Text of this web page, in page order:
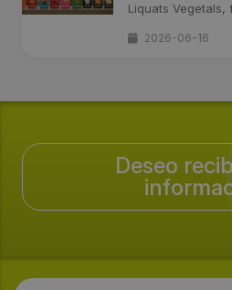
Liquats Vegetals,
2026-06-16
Deseo